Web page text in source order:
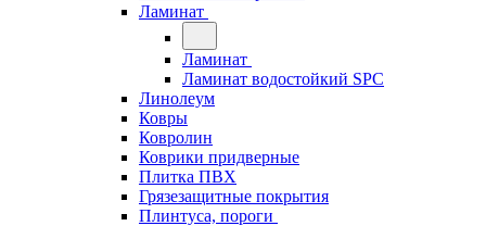
Ламинат
Ламинат
Ламинат водостойкий SPC
Линолеум
Ковры
Ковролин
Коврики придверные
Плитка ПВХ
Грязезащитные покрытия
Плинтуса, пороги